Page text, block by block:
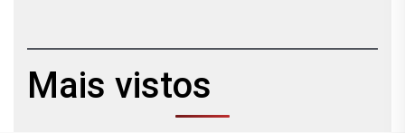
Mais vistos